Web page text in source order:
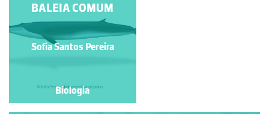
BALEIA
Guilherme Monteiro
Biologia
BALEIA COMUM
Sofia Santos Pereira
Biologia